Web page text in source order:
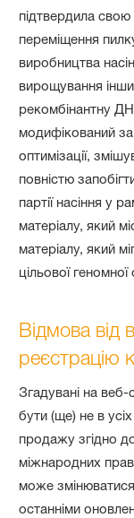
підтвердила свою
переміщення
виробництва
вирощування
рекомбінантну
модифікований
оптимізації,
повністю
партії насіння у
матеріалу, який
матеріалу, який
цільової геномної
Відмова від
реєстрацію
Згадувані на
бути (ще) не в
продажу згідно
міжнародних
може
останніми